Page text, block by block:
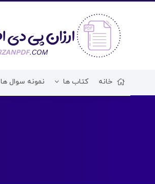
خانه کتاب ها نمونه سوال ها